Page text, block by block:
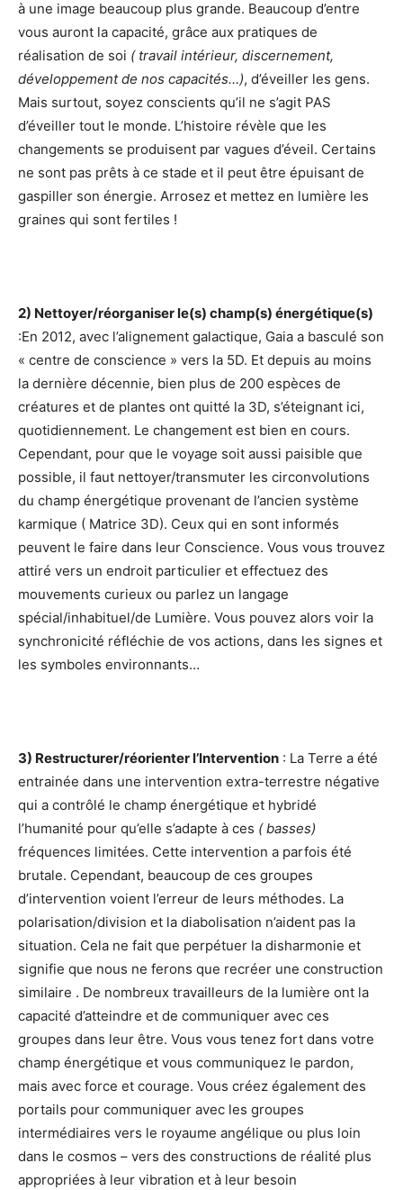
à une image beaucoup plus grande. Beaucoup d’entre
vous auront la capacité, grâce aux pratiques de
réalisation de soi ( travail intérieur, discernement,
développement de nos capacités…), d’éveiller les gens.
Mais surtout, soyez conscients qu’il ne s’agit PAS
d’éveiller tout le monde. L’histoire révèle que les
changements se produisent par vagues d’éveil. Certains
ne sont pas prêts à ce stade et il peut être épuisant de
gaspiller son énergie. Arrosez et mettez en lumière les
graines qui sont fertiles !
2) Nettoyer/réorganiser le(s) champ(s) énergétique(s)
:En 2012, avec l’alignement galactique, Gaia a basculé son
« centre de conscience » vers la 5D. Et depuis au moins
la dernière décennie, bien plus de 200 espèces de
créatures et de plantes ont quitté la 3D, s’éteignant ici,
quotidiennement. Le changement est bien en cours.
Cependant, pour que le voyage soit aussi paisible que
possible, il faut nettoyer/transmuter les circonvolutions
du champ énergétique provenant de l’ancien système
karmique ( Matrice 3D). Ceux qui en sont informés
peuvent le faire dans leur Conscience. Vous vous trouvez
attiré vers un endroit particulier et effectuez des
mouvements curieux ou parlez un langage
spécial/inhabituel/de Lumière. Vous pouvez alors voir la
synchronicité réfléchie de vos actions, dans les signes et
les symboles environnants…
3) Restructurer/réorienter l’Intervention : La Terre a été
entrainée dans une intervention extra-terrestre négative
qui a contrôlé le champ énergétique et hybridé
l’humanité pour qu’elle s’adapte à ces ( basses)
fréquences limitées. Cette intervention a parfois été
brutale. Cependant, beaucoup de ces groupes
d’intervention voient l’erreur de leurs méthodes. La
polarisation/division et la diabolisation n’aident pas la
situation. Cela ne fait que perpétuer la disharmonie et
signifie que nous ne ferons que recréer une construction
similaire . De nombreux travailleurs de la lumière ont la
capacité d’atteindre et de communiquer avec ces
groupes dans leur être. Vous vous tenez fort dans votre
champ énergétique et vous communiquez le pardon,
mais avec force et courage. Vous créez également des
portails pour communiquer avec les groupes
intermédiaires vers le royaume angélique ou plus loin
dans le cosmos – vers des constructions de réalité plus
appropriées à leur vibration et à leur besoin